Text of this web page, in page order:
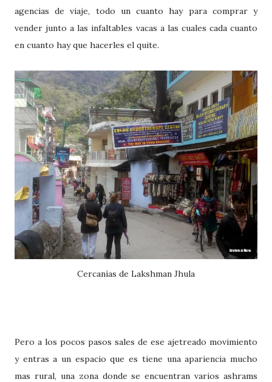
agencias de viaje, todo un cuanto hay para comprar y
vender junto a las infaltables vacas a las cuales cada cuanto
en cuanto hay que hacerles el quite.
Cercanías de Lakshman Jhula
Pero a los pocos pasos sales de ese ajetreado movimiento
y entras a un espacio que es tiene una apariencia mucho
mas rural, una zona donde se encuentran varios ashrams